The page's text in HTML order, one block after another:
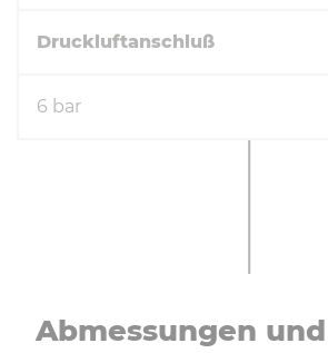
Druckluftanschluß
6 bar
Ab­mes­sun­gen